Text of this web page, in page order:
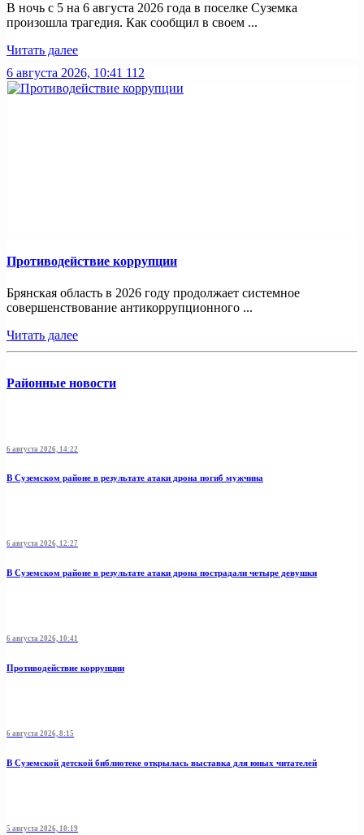
В ночь с 5 на 6 августа 2026 года в поселке Суземка
произошла трагедия. Как сообщил в своем ...
Читать далее
6 августа 2026, 10:41 112
Противодействие коррупции
Брянская область в 2026 году продолжает системное
совершенствование антикоррупционного ...
Читать далее
Районные новости
6 августа 2026, 14:22
В Суземском районе в результате атаки дрона погиб мужчина
6 августа 2026, 12:27
В Суземском районе в результате атаки дрона пострадали четыре девушки
6 августа 2026, 10:41
Противодействие коррупции
6 августа 2026, 8:15
В Суземской детской библиотеке открылась выставка для юных читателей
5 августа 2026, 10:19